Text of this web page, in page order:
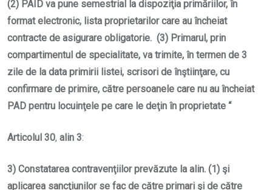
(2) PAID va pune semestrial la dispoziţia primăriilor, în
format electronic, lista proprietarilor care au încheiat
contracte de asigurare obligatorie. (3) Primarul, prin
compartimentul de specialitate, va trimite, în termen de 3
zile de la data primirii listei, scrisori de înştiinţare, cu
confirmare de primire, către persoanele care nu au încheiat
PAD pentru locuinţele pe care le deţin în proprietate “
Articolul 30, alin 3:
3) Constatarea contravenţiilor prevăzute la alin. (1) şi
aplicarea sancţiunilor se fac de către primari şi de către